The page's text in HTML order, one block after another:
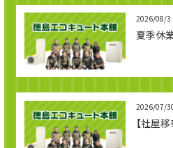
2026/08/3
夏季休
2026/07/
【社屋